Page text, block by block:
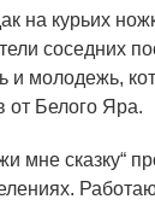
на курьих
соседних
и молодежь,
от Белого Яра.
мне сказку“